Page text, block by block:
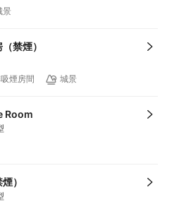
滿HKD2,000享減HKD200
滿HKD100享減HKD10
景
禁煙）
煙房間 城景
Room
）